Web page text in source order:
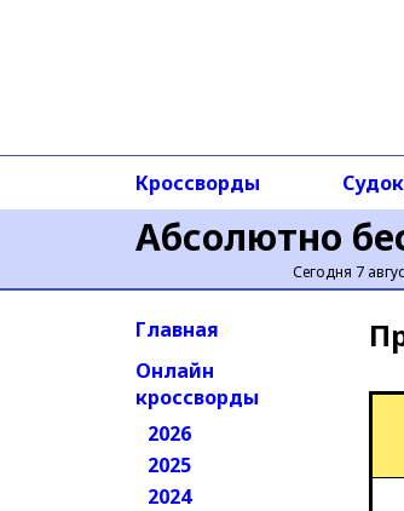
Абсолютно
Сегодня 7
Кроссворды
Главная
Онлайн
кроссворды
2026
2025
2024